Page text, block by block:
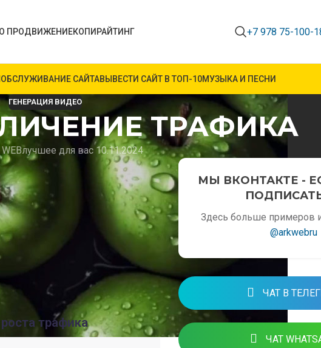
ПРОДВИЖЕНИЕКОПИРАЙТИНГ +7 978 75-100-
ОБСЛУЖИВАНИЕ САЙТАВЫВЕСТИ САЙТ В ТОП-10МУЗЫКА И ПЕСНИ
ГЕНЕРАЦИЯ ВИДЕО
ТРАФИКА
лучшее для вас 10.11.2024
АРК ВЕБ
важным инструментом для
ВЕБ предлагает услуги по
с пользователями.
трафика
МЫ ВКОНТАКТЕ -
Здесь больше примеров
@arkwebru
ЧАТ В
ЧАТ